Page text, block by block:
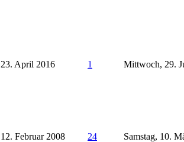
23. April 2016 1 Mittwoch, 29.
12. Februar 2008 24 Samstag, 10.